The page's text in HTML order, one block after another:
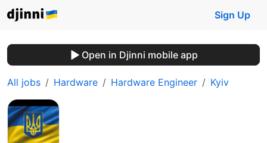
Sign Up
Open in Djinni mobile app
All jobs Hardware Hardware Engineer Kyiv